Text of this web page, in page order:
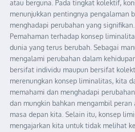
atau berguna. Pada tingkat kolektif,
menunjukkan pentingnya pengalaman
menghadapi perubahan yang signifikan.
Pemahaman terhadap konsep
dunia yang terus berubah. Sebagai
mengalami perubahan dalam
bersifat individu maupun bersifat
merenungkan konsep liminalitas, kita
memahami dan menghadapi
dan mungkin bahkan mengambil
masa depan kita. Selain itu, konsep
mengajarkan kita untuk tidak melihat